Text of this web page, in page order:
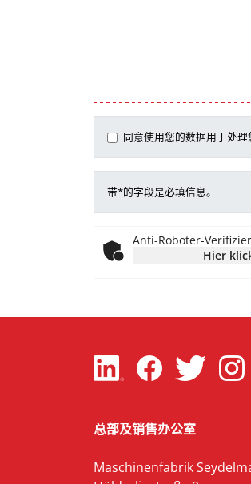
同意使用您的数据用于处
带*的字段是必填信息。
Anti-Roboter-
Hier
总部及销售办公室
Maschinenfabrik